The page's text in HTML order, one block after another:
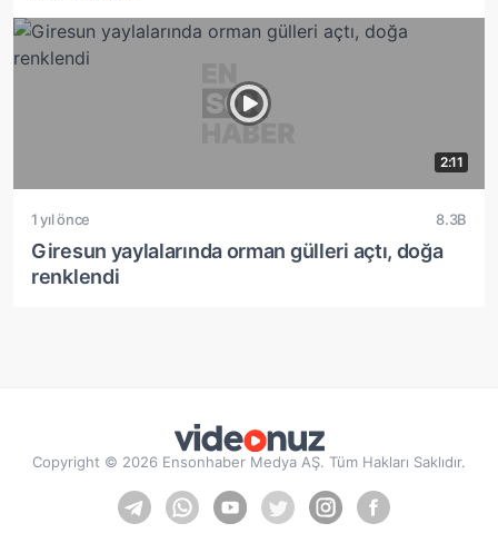
2:11
1 yıl önce 8.3B
Giresun yaylalarında orman gülleri açtı, doğa
renklendi
Copyright © 2026 Ensonhaber Medya AŞ. Tüm Hakları Saklıdır.